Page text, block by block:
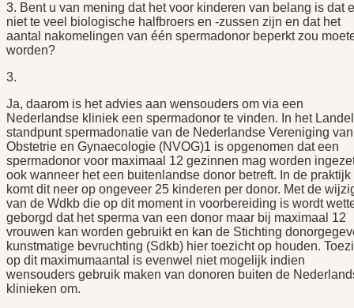
3. Bent u van mening dat het voor kinderen van belang is dat
niet te veel biologische halfbroers en -zussen zijn en dat het
aantal nakomelingen van één spermadonor beperkt zou
worden?
3.
Ja, daarom is het advies aan wensouders om via een
Nederlandse kliniek een spermadonor te vinden. In het
standpunt spermadonatie van de Nederlandse Vereniging van
Obstetrie en Gynaecologie (NVOG)1 is opgenomen dat een
spermadonor voor maximaal 12 gezinnen mag worden
ook wanneer het een buitenlandse donor betreft. In de praktijk
komt dit neer op ongeveer 25 kinderen per donor. Met de
van de Wdkb die op dit moment in voorbereiding is wordt
geborgd dat het sperma van een donor maar bij maximaal 12
vrouwen kan worden gebruikt en kan de Stichting
kunstmatige bevruchting (Sdkb) hier toezicht op houden.
op dit maximumaantal is evenwel niet mogelijk indien
wensouders gebruik maken van donoren buiten de
klinieken om.